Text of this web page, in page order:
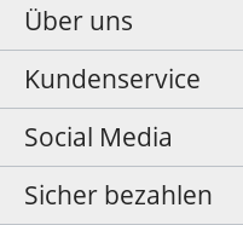
Über uns
Kundenservice
Social Media
Sicher bezahlen